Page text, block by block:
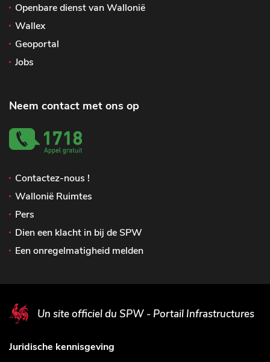
Openbare dienst van Wallonië
Wallex
Geoportal
Jobs
Neem contact met ons op
Contactez-nous !
Wallonië Ruimtes
Pers
Dien een klacht in bij de SPW
Een onregelmatigheid melden
Un site officiel du SPW - Portail Infrastructures
Juridische kennisgeving